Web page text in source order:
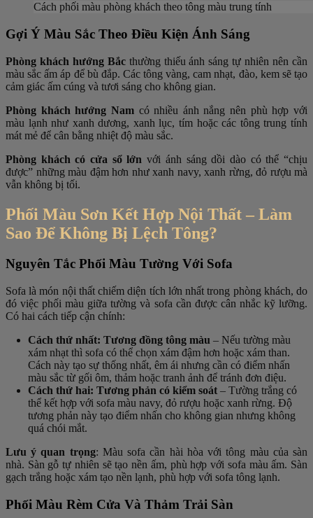
Cách phối màu phòng khách theo tông màu trung tính
Gợi Ý Màu Sắc Theo Điều Kiện Ánh Sáng
Phòng khách hướng Bắcthường thiếu ánh sáng tự nhiên nên cần
màu sắc ấm áp để bù đắp. Các tông vàng, cam nhạt, đào, kem sẽ tạo
cảm giác ấm cúng và tươi sáng cho không gian.
Phòng khách hướng Namcó nhiều ánh nắng nên phù hợp với
màu lạnh như xanh dương, xanh lục, tím hoặc các tông trung tính
mát mẻ để cân bằng nhiệt độ màu sắc.
Phòng khách có cửa sổ lớn với ánh sáng dồi dào có thể “chịu
được” những màu đậm hơn như xanh navy, xanh rừng, đỏ rượu mà
vẫn không bị tối.
Phối Màu Sơn Kết Hợp Nội Thất – Làm
Sao Để Không Bị Lệch Tông?
Nguyên Tắc Phối Màu Tường Với Sofa
Sofa là món nội thất chiếm diện tích lớn nhất trong phòng khách, do
đó việc phối màu giữa tường và sofa cần được cân nhắc kỹ lưỡng.
Có hai cách tiếp cận chính:
Cách thứ nhất: Tương đồng tông màu – Nếu tường màu
xám nhạt thì sofa có thể chọn xám đậm hơn hoặc xám than.
Cách này tạo sự thống nhất, êm ái nhưng cần có điểm nhấn
màu sắc từ gối ôm, thảm hoặc tranh ảnh để tránh đơn điệu.
Cách thứ hai: Tương phản có kiểm soát – Tường trắng có
thể kết hợp với sofa màu navy, đỏ rượu hoặc xanh rừng. Độ
tương phản này tạo điểm nhấn cho không gian nhưng không
quá chói mắt.
Lưu ý quan trọng: Màu sofa cần hài hòa với tông màu của sàn
nhà. Sàn gỗ tự nhiên sẽ tạo nền ấm, phù hợp với sofa màu ấm. Sàn
gạch trắng hoặc xám tạo nền lạnh, phù hợp với sofa tông lạnh.
Phối Màu Rèm Cửa Và Thảm Trải Sàn